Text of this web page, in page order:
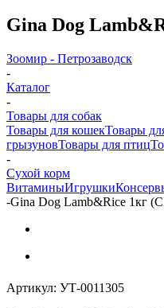
Gina Dog
Зоомир - Петрозаводск
-
Каталог
-
Товары для собак
Товары для кошекТовары
грызуновТовары для птиц
-
Cухой корм
ВитаминыИгрушки
-Gina Dog Lamb&Rice 1кг
Артикул: УТ-0011305